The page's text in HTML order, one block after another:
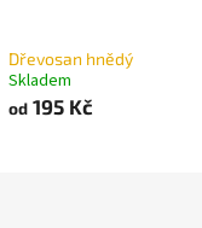
Dřevosan hnědý
Skladem
od195 Kč